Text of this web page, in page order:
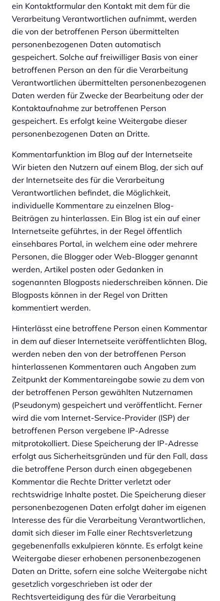
ein Kontaktformular den Kontakt mit dem für die
Verarbeitung Verantwortlichen aufnimmt, werden
die von der betroffenen Person übermittelten
personenbezogenen Daten automatisch
gespeichert. Solche auf freiwilliger Basis von einer
betroffenen Person an den für die Verarbeitung
Verantwortlichen übermittelten personenbezogenen
Daten werden für Zwecke der Bearbeitung oder der
Kontaktaufnahme zur betroffenen Person
gespeichert. Es erfolgt keine Weitergabe dieser
personenbezogenen Daten an Dritte.
Kommentarfunktion im Blog auf der Internetseite
Wir bieten den Nutzern auf einem Blog, der sich auf
der Internetseite des für die Verarbeitung
Verantwortlichen befindet, die Möglichkeit,
individuelle Kommentare zu einzelnen Blog-
Beiträgen zu hinterlassen. Ein Blog ist ein auf einer
Internetseite geführtes, in der Regel öffentlich
einsehbares Portal, in welchem eine oder mehrere
Personen, die Blogger oder Web-Blogger genannt
werden, Artikel posten oder Gedanken in
sogenannten Blogposts niederschreiben können. Die
Blogposts können in der Regel von Dritten
kommentiert werden.
Hinterlässt eine betroffene Person einen Kommentar
in dem auf dieser Internetseite veröffentlichten Blog,
werden neben den von der betroffenen Person
hinterlassenen Kommentaren auch Angaben zum
Zeitpunkt der Kommentareingabe sowie zu dem von
der betroffenen Person gewählten Nutzernamen
(Pseudonym) gespeichert und veröffentlicht. Ferner
wird die vom Internet-Service-Provider (ISP) der
betroffenen Person vergebene IP-Adresse
mitprotokolliert. Diese Speicherung der IP-Adresse
erfolgt aus Sicherheitsgründen und für den Fall, dass
die betroffene Person durch einen abgegebenen
Kommentar die Rechte Dritter verletzt oder
rechtswidrige Inhalte postet. Die Speicherung dieser
personenbezogenen Daten erfolgt daher im eigenen
Interesse des für die Verarbeitung Verantwortlichen,
damit sich dieser im Falle einer Rechtsverletzung
gegebenenfalls exkulpieren könnte. Es erfolgt keine
Weitergabe dieser erhobenen personenbezogenen
Daten an Dritte, sofern eine solche Weitergabe nicht
gesetzlich vorgeschrieben ist oder der
Rechtsverteidigung des für die Verarbeitung